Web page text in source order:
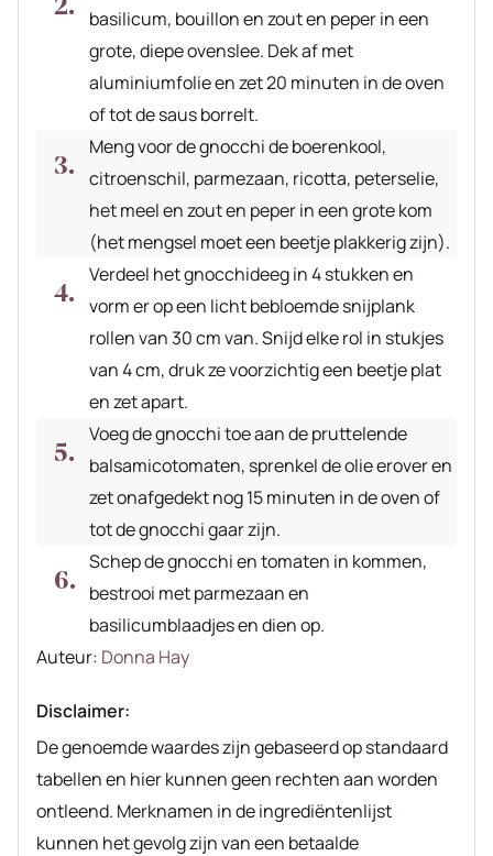
basilicum, bouillon en zout en peper in een
grote, diepe ovenslee. Dek af met
aluminiumfolie en zet 20 minuten in de oven
of tot de saus borrelt.
Meng voor de gnocchi de boerenkool,
citroenschil, parmezaan, ricotta, peterselie,
het meel en zout en peper in een grote kom
(het mengsel moet een beetje plakkerig zijn).
Verdeel het gnocchideeg in 4 stukken en
vorm er op een licht bebloemde snijplank
rollen van 30 cm van. Snijd elke rol in stukjes
van 4 cm, druk ze voorzichtig een beetje plat
en zet apart.
Voeg de gnocchi toe aan de pruttelende
balsamicotomaten, sprenkel de olie erover en
zet onafgedekt nog 15 minuten in de oven of
tot de gnocchi gaar zijn.
Schep de gnocchi en tomaten in kommen,
bestrooi met parmezaan en
basilicumblaadjes en dien op.
Auteur
Auteur: Donna Hay
Disclaimer:
De genoemde waardes zijn gebaseerd op standaard
tabellen en hier kunnen geen rechten aan worden
ontleend. Merknamen in de ingrediëntenlijst
kunnen het gevolg zijn van een betaalde